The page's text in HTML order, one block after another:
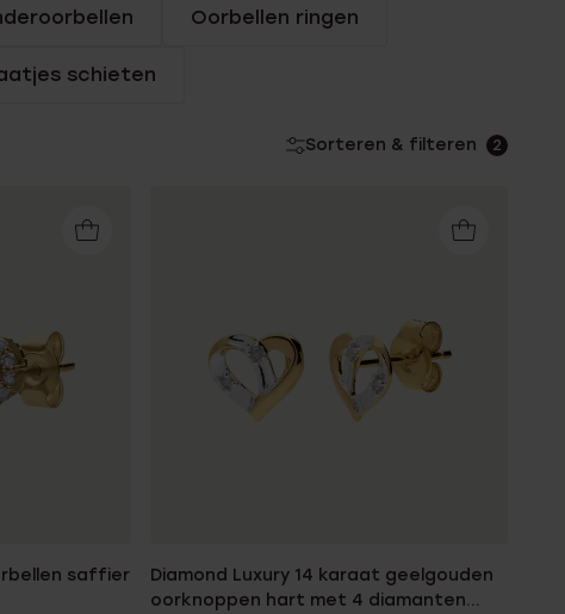
Oorbellen ringen
schieten
Sorteren & filteren 2
saffier
Diamond Luxury 14 karaat geelgouden
oorknoppen hart met 4 diamanten